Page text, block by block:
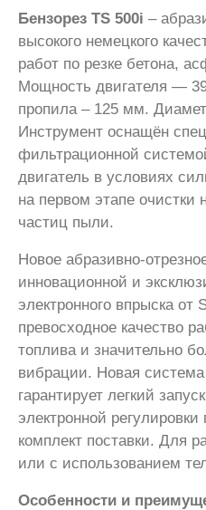
Бензорез TS 500i –
высокого немецкого
работ по резке бетона,
Мощность двигателя —
пропила – 125 мм.
Инструмент оснащён
фильтрационной
двигатель в условиях
на первом этапе очистки
частиц пыли.
Новое абразивно-
инновационной и
электронного впрыска
превосходное качество
топлива и значительно
вибрации. Новая
гарантирует легкий
электронной
комплект поставки. Для
или с использованием
Особенности и